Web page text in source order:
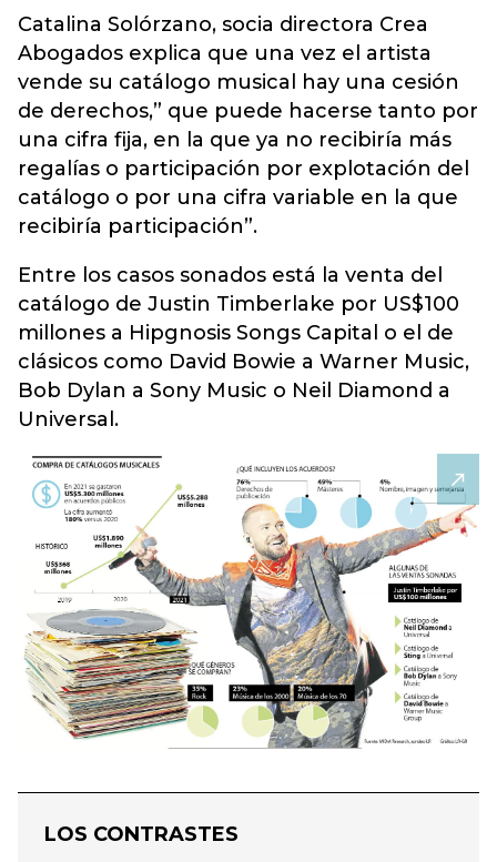
Catalina Solórzano, socia directora Crea
Abogados explica que una vez el artista
vende su catálogo musical hay una cesión
de derechos,” que puede hacerse tanto por
una cifra fija, en la que ya no recibiría más
regalías o participación por explotación del
catálogo o por una cifra variable en la que
recibiría participación”.
Entre los casos sonados está la venta del
catálogo de Justin Timberlake por US$100
millones a Hipgnosis Songs Capital o el de
clásicos como David Bowie a Warner Music,
Bob Dylan a Sony Music o Neil Diamond a
Universal.
LOS CONTRASTES